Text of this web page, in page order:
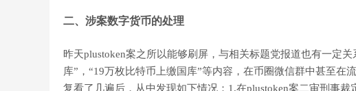
二、涉案数字货币的处理
昨天plustoken案之所以能够刷屏，与相关标题党报道也有一定
库”，“19万枚比特币上缴国库”等内容，在币圈微信群中甚至在
复看了几遍后，从中发现如下情况：1.在plustoken案二审刑事